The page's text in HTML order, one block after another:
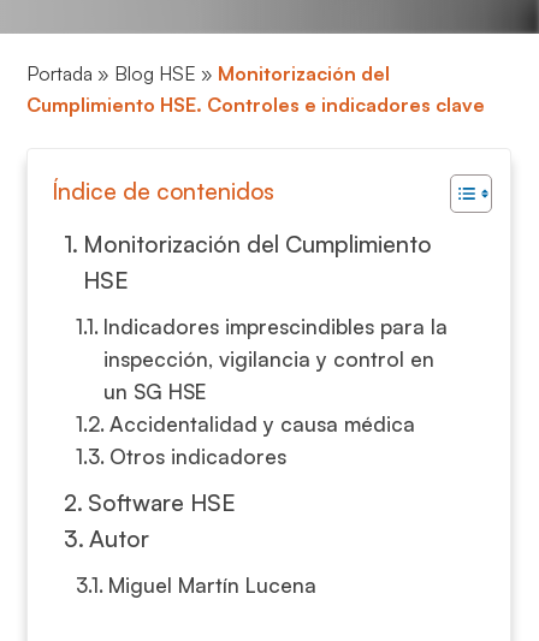
Portada » Blog HSE » Monitorización del
Cumplimiento HSE. Controles e indicadores clave
Índice de contenidos
Monitorización del Cumplimiento
HSE
Indicadores imprescindibles para la
inspección, vigilancia y control en
un SG HSE
Accidentalidad y causa médica
Otros indicadores
Software HSE
Autor
Miguel Martín Lucena